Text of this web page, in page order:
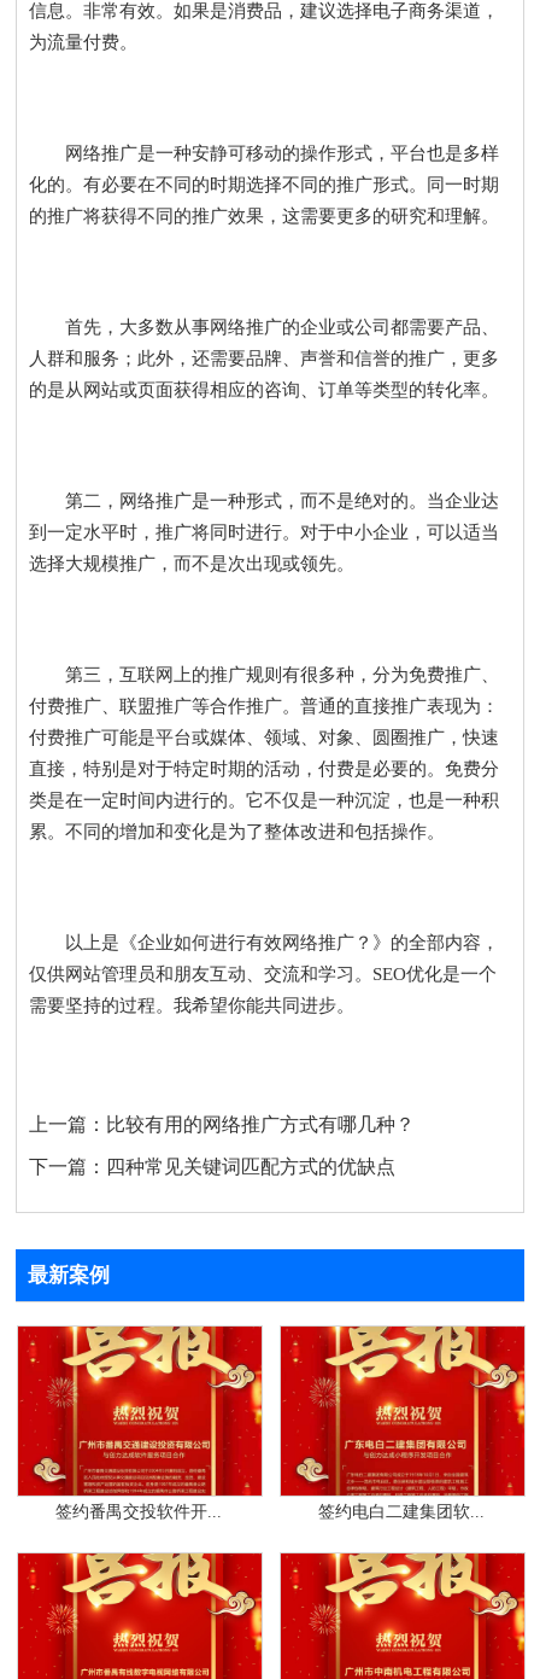
信息。非常有效。如果是消费品，建议选择电子商务渠道，
为流量付费。
网络推广是一种安静可移动的操作形式，平台也是多样
化的。有必要在不同的时期选择不同的推广形式。同一时期
的推广将获得不同的推广效果，这需要更多的研究和理解。
首先，大多数从事网络推广的企业或公司都需要产品、
人群和服务；此外，还需要品牌、声誉和信誉的推广，更多
的是从网站或页面获得相应的咨询、订单等类型的转化率。
第二，网络推广是一种形式，而不是绝对的。当企业达
到一定水平时，推广将同时进行。对于中小企业，可以适当
选择大规模推广，而不是次出现或领先。
第三，互联网上的推广规则有很多种，分为免费推广、
付费推广、联盟推广等合作推广。普通的直接推广表现为：
付费推广可能是平台或媒体、领域、对象、圆圈推广，快速
直接，特别是对于特定时期的活动，付费是必要的。免费分
类是在一定时间内进行的。它不仅是一种沉淀，也是一种积
累。不同的增加和变化是为了整体改进和包括操作。
以上是《企业如何进行有效网络推广？》的全部内容，
仅供网站管理员和朋友互动、交流和学习。SEO优化是一个
需要坚持的过程。我希望你能共同进步。
上一篇： 比较有用的网络推广方式有哪几种？
下一篇： 四种常见关键词匹配方式的优缺点
最新案例
签约番禺交投软件开... 签约电白二建集团软...